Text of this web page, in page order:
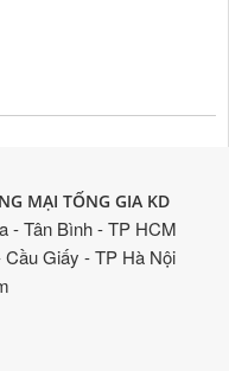
MẠI TỐNG GIA KD
- Tân Bình - TP HCM
Giấy - TP Hà Nội